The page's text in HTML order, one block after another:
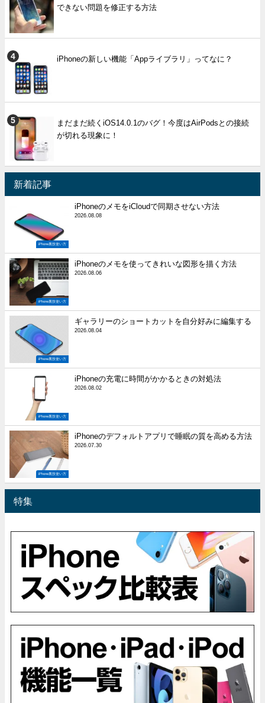
できない問題を修正する方法
iPhoneの新しい機能「Appライブラリ」ってなに？
まだまだ続くiOS14.0.1のバグ！今度はAirPodsとの接続
が切れる現象に！
新着記事
iPhone裏技使い方
iPhoneのメモをiCloudで同期させない方法
2026.08.08
iPhone裏技使い方
iPhoneのメモを使ってきれいな図形を描く方法
2026.08.06
iPhone裏技使い方
ギャラリーのショートカットを自分好みに編集する
2026.08.04
iPhone裏技使い方
iPhoneの充電に時間がかかるときの対処法
2026.08.02
iPhone裏技使い方
iPhoneのデフォルトアプリで睡眠の質を高める方法
2026.07.30
特集